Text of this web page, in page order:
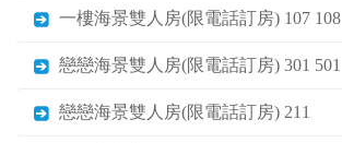
一樓海景雙人房(限電話訂房) 107 108
戀戀海景雙人房(限電話訂房) 301 501
戀戀海景雙人房(限電話訂房) 211